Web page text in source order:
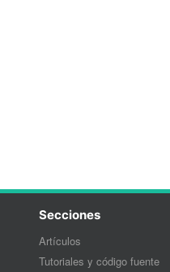
Secciones
Artículos
Tutoriales y código fuente